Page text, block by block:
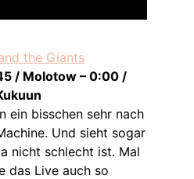
the Giants
/ Molotow – 0:00 /
ein bisschen sehr nach
Und sieht sogar
nicht schlecht ist. Mal
das Live auch so